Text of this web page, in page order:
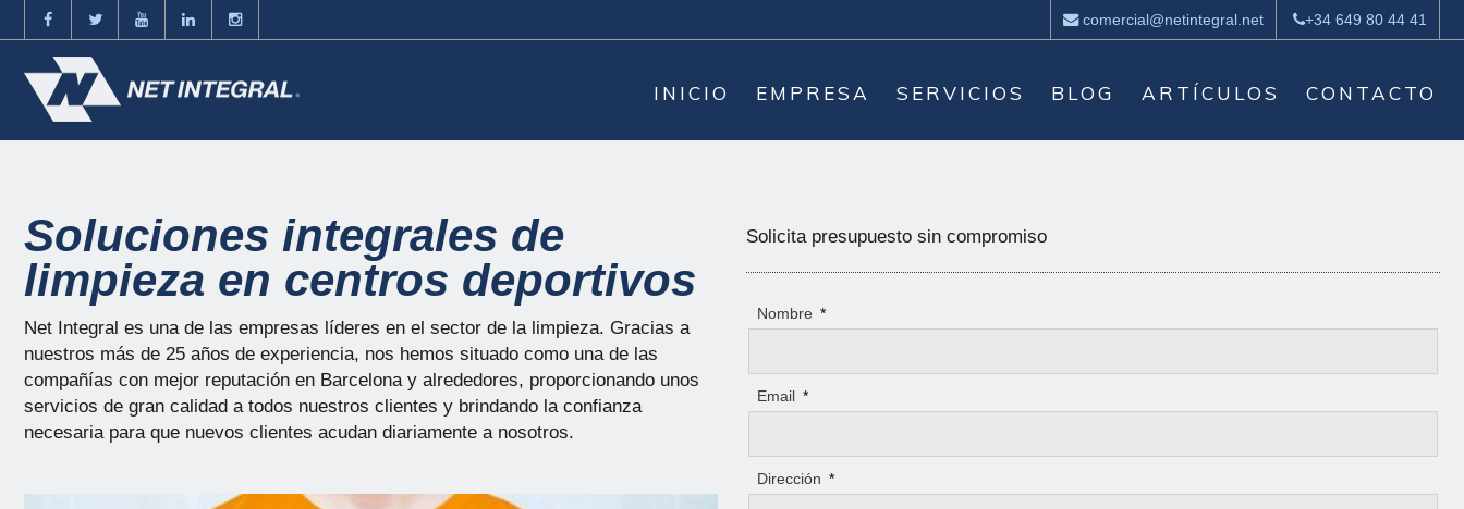
comercial@netintegral.net +34 649 80 44 41
INICIO EMPRESA SERVICIOS BLOG ARTÍCULOS CONTACTO
Soluciones integrales de
limpieza en centros deportivos
Net Integral es una de las empresas líderes en el sector de la limpieza. Gracias a
nuestros más de 25 años de experiencia, nos hemos situado como una de las
compañías con mejor reputación en Barcelona y alrededores, proporcionando unos
servicios de gran calidad a todos nuestros clientes y brindando la confianza
necesaria para que nuevos clientes acudan diariamente a nosotros.
Solicita presupuesto sin compromiso
Nombre *
Email *
Dirección *